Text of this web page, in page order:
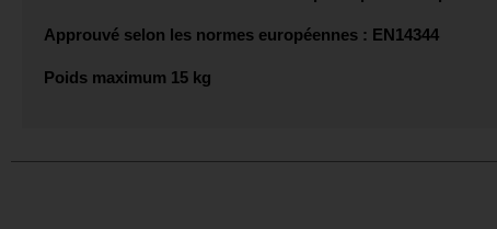
Approuvé selon les normes européennes : EN14344
Poids maximum 15 kg